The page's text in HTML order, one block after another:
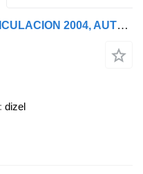
Setra S 315GT AÑO DE MATRICULACION 2004, AUTOBUS PARA PIEZAS
dizel